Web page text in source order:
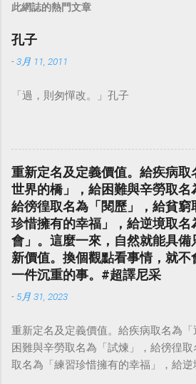
此網誌的熱門文章
孔子
-3月 11, 2011
「過，則匆憚改。」孔子
重新定名及定義價值。給疾病取
世界的橋」，給困難與辛勞取名
給徬徨取名為「閱歷」，給貧窮
珍惜擁有的幸福」，給逆境取名
會」。這麼一來，自然就能具備
新價值。換個觀點看事情，就不
一件沉重的事。#超譯尼采
- 5月 31, 2023
重新定名及定義價值。給疾病取名為
困難與辛勞取名為「試煉」，給徬徨
取名為「練習珍惜擁有的幸福」，給逆